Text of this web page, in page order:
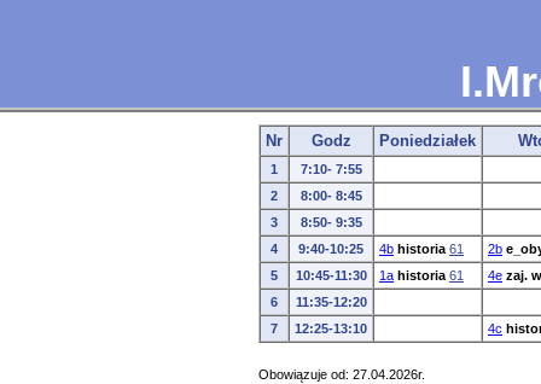
Nr Godz Poniedziałek
1
7:10- 7:55
2
8:00- 8:45
3
8:50- 9:35
4
9:40-10:25 4b historia 61 2b
5
10:45-11:30 1a historia 61 4e zaj.
6
11:35-12:20
7
12:25-13:10 4c
Obowiązuje od: 27.04.2026r.